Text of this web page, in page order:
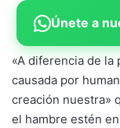
Únete a
«A diferencia de la
causada por
creación nuestra»
el hambre estén